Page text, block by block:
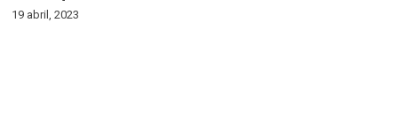
19 abril, 2023